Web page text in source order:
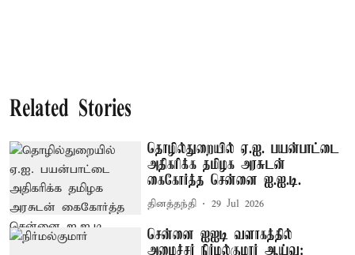
Related Stories
தொழில்துறையில் ஏ.ஐ. பயன்பாட்டை
அதிகரிக்க தமிழக அரசுடன்
கைகோர்த்த சென்னை ஐ.ஐ.டி.
தினத்தந்தி 29 Jul 2026
சென்னை ஐஐடி வளாகத்தில்
அமைச்சர் நிர்மல்குமார் ஆய்வு: